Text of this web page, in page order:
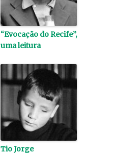
“Evocação do Recife”,
uma leitura
Tio Jorge